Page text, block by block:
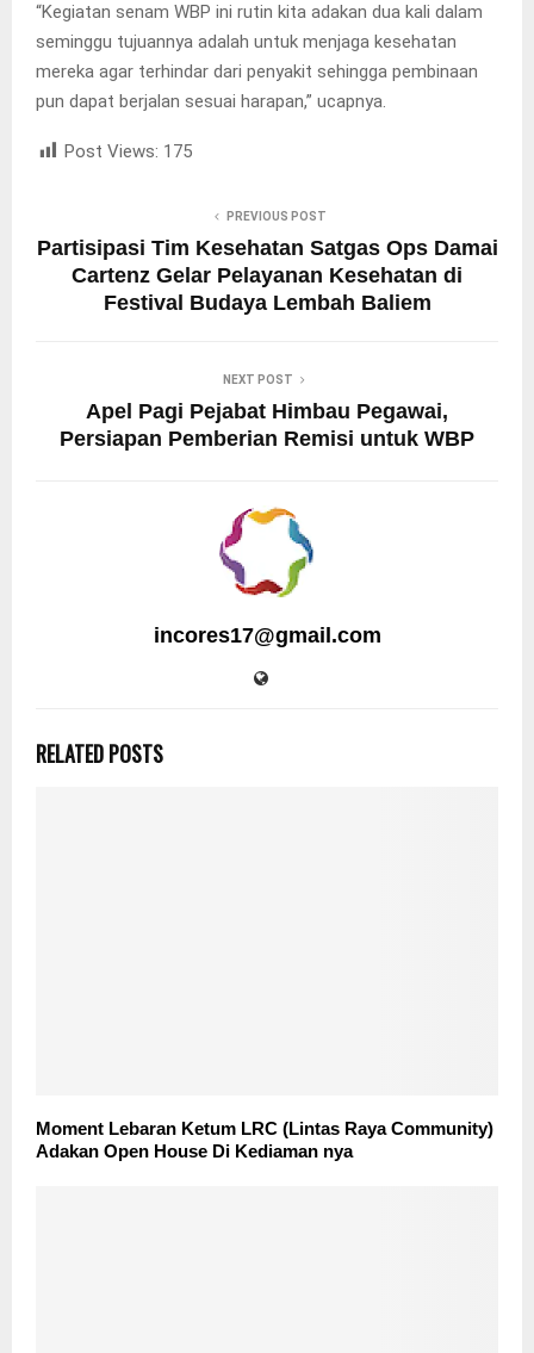
“Kegiatan senam WBP ini rutin kita adakan dua kali dalam
seminggu tujuannya adalah untuk menjaga kesehatan
mereka agar terhindar dari penyakit sehingga pembinaan
pun dapat berjalan sesuai harapan,” ucapnya.
Post Views: 175
PREVIOUS POST
Partisipasi Tim Kesehatan Satgas Ops Damai
Cartenz Gelar Pelayanan Kesehatan di
Festival Budaya Lembah Baliem
NEXT POST
Apel Pagi Pejabat Himbau Pegawai,
Persiapan Pemberian Remisi untuk WBP
incores17@gmail.com
RELATED POSTS
Moment Lebaran Ketum LRC (Lintas Raya Community)
Adakan Open House Di Kediaman nya